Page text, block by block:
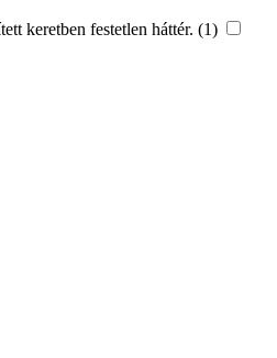
keretben festetlen háttér. (1)